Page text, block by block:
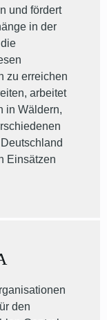
und fördert
in der
zu erreichen
arbeitet
in Wäldern,
Einsätzen
den